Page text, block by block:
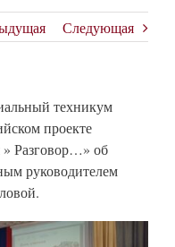
Следующая
техникум
проекте
Разговор…» об
руководителем